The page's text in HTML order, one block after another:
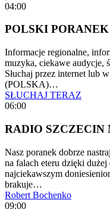
04:00
POLSKI PORANEK
Informacje regionalne,
muzyka, ciekawe audycje,
Słuchaj przez internet lub
(POLSKA)…
SŁUCHAJ TERAZ
06:00
RADIO SZCZECIN
Nasz poranek dobrze
na falach eteru dzięki
najciekawszym
brakuje…
Robert Bochenko
09:00